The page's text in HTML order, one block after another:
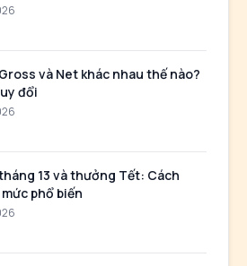
và Net khác nhau thế nào?
đổi
13 và thưởng Tết: Cách
phổ biến